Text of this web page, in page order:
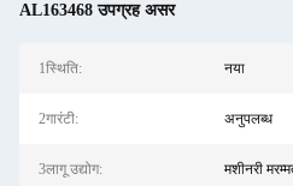
AL163468 उपग्रह असर
1स्थिति: नया
2गारंटी: अनुपलब्ध
3लागू उद्योग: मशीनरी